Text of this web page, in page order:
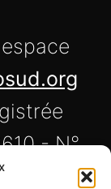
- N°